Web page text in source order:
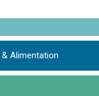
Alimentation